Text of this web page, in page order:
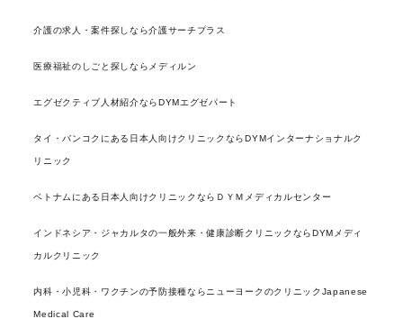
介護の求人・案件探しなら介護サーチプラス
医療福祉のしごと探しならメディルン
エグゼクティブ人材紹介ならDYMエグゼパート
タイ・バンコクにある日本人向けクリニックならDYMインターナショナルク
リニック
ベトナムにある日本人向けクリニックならＤＹＭメディカルセンター
インドネシア・ジャカルタの一般外来・健康診断クリニックならDYMメディ
カルクリニック
内科・小児科・ワクチンの予防接種ならニューヨークのクリニックJapanese
Medical Care